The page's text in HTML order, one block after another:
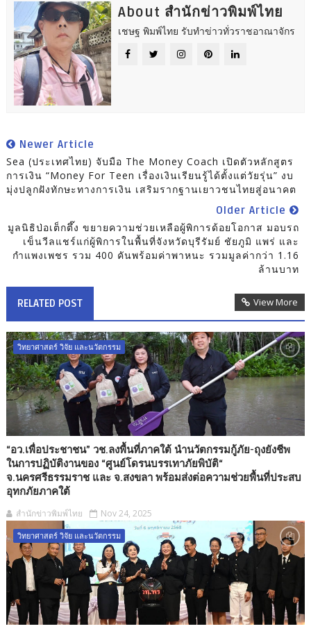
About สำนักข่าวพิมพ์ไทย
เชษฐ พิมพ์ไทย รับทำข่าวทั่วราชอาณาจักร
Newer Article
Sea (ประเทศไทย) จับมือ The Money Coach เปิดตัวหลักสูตร
การเงิน “Money For Teen เรื่องเงินเรียนรู้ได้ตั้งแต่วัยรุ่น” งบ
มุ่งปลูกฝังทักษะทางการเงิน เสริมรากฐานเยาวชนไทยสู่อนาคต
Older Article
มูลนิธิป่อเต็กตึ๊ง ขยายความช่วยเหลือผู้พิการด้อยโอกาส มอบรถ
เข็นวีลแชร์แก่ผู้พิการในพื้นที่จังหวัดบุรีรัมย์ ชัยภูมิ แพร่ และ
กำแพงเพชร รวม 400 คันพร้อมค่าพาหนะ รวมมูลค่ากว่า 1.16
ล้านบาท
RELATED POST View More
วิทยาศาสตร์ วิจัย และนวัตกรรม
“อว.เพื่อประชาชน” วช.ลงพื้นที่ภาคใต้ นำนวัตกรรมกู้ภัย-ถุงยังชีพ
ในการปฏิบัติงานของ “ศูนย์โดรนบรรเทาภัยพิบัติ“
จ.นครศรีธรรมราช และ จ.สงขลา พร้อมส่งต่อความช่วยพื้นที่ประสบ
อุทกภัยภาคใต้
สำนักข่าวพิมพ์ไทย Nov 24, 2025
วิทยาศาสตร์ วิจัย และนวัตกรรม